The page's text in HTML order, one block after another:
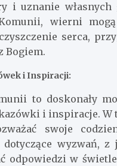
i uznanie własnych
wierni
serca,
Bogiem.
i Inspiracji:
to doskonały
i inspiracje. W
swoje
dotyczące wyzwań,
odpowiedzi w